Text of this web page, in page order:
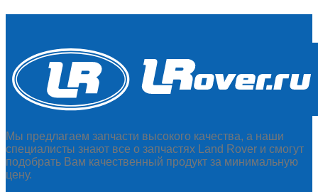
Мы предлагаем запчасти высокого качества, а наши
специалисты знают все о запчастях Land Rover и смогут
подобрать Вам качественный продукт за минимальную
цену.